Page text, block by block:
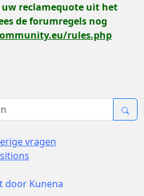
reclamequote uit het
de forumregels nog
rules.php
vragen
door Kunena